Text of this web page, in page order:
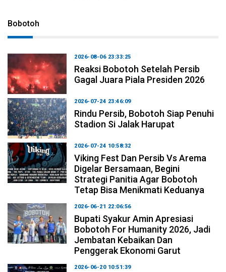
Bobotoh
2026-08-06 23:33:25
Reaksi Bobotoh Setelah Persib
Gagal Juara Piala Presiden 2026
2026-07-24 23:46:09
Rindu Persib, Bobotoh Siap Penuhi
Stadion Si Jalak Harupat
2026-07-24 10:58:32
Viking Fest Dan Persib Vs Arema
Digelar Bersamaan, Begini
Strategi Panitia Agar Bobotoh
Tetap Bisa Menikmati Keduanya
2026-06-21 22:06:56
Bupati Syakur Amin Apresiasi
Bobotoh For Humanity 2026, Jadi
Jembatan Kebaikan Dan
Penggerak Ekonomi Garut
2026-06-20 10:51:39